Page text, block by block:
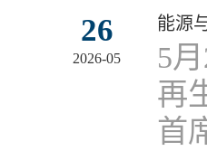
26
2026-05
能源
5
再
首